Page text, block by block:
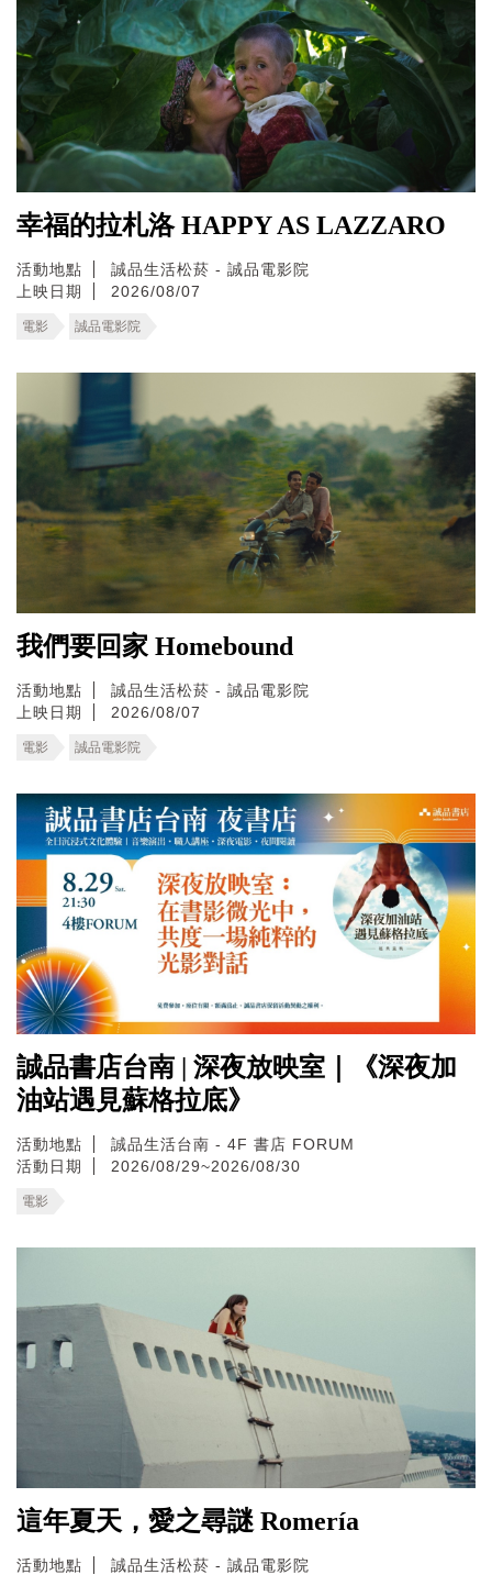
幸福的拉札洛 HAPPY AS LAZZARO
活動地點
誠品生活松菸 - 誠品電影院
上映日期
2026/08/07
電影 誠品電影院
我們要回家 Homebound
活動地點
誠品生活松菸 - 誠品電影院
上映日期
2026/08/07
電影 誠品電影院
誠品書店台南 | 深夜放映室｜《深夜加
油站遇見蘇格拉底》
活動地點
誠品生活台南 - 4F 書店 FORUM
活動日期
2026/08/29~2026/08/30
電影
這年夏天，愛之尋謎 Romería
活動地點
誠品生活松菸 - 誠品電影院